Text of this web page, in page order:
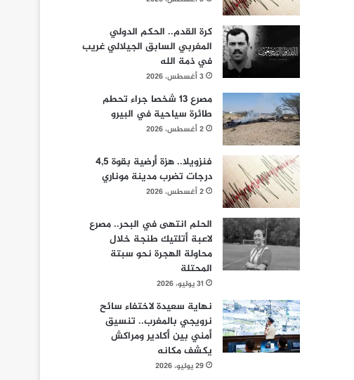
كرة القدم.. الحكم الدولي
المغربي السابق الجيلالي غريب
في ذمة الله
3 أغسطس، 2026
مصرع 13 شخصا جراء تحطم
طائرة سياحية في البيرو
2 أغسطس، 2026
فنزويلا.. هزة أرضية بقوة 4,5
درجات تضرب مدينة موناري
2 أغسطس، 2026
الحلم انتهى في البحر.. مصرع
لاعبة أتلتيك طنجة خلال
محاولة الهجرة نحو سبتة
المحتلة
31 يوليو، 2026
نهاية سعيدة لاختفاء سائح
نرويجي بالمغرب.. تنسيق
أمني بين أكادير ومراكش
يكشف مكانه
29 يوليو، 2026